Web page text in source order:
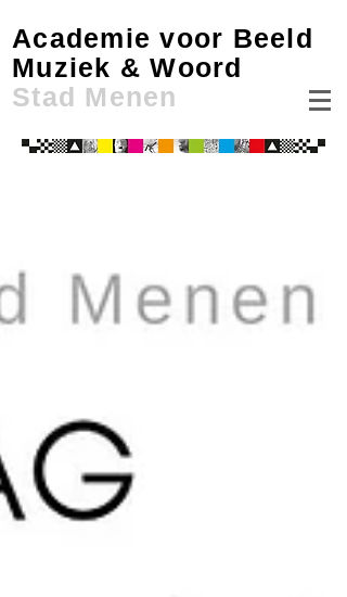
Academie voor Beeld
Muziek & Woord
Stad Menen